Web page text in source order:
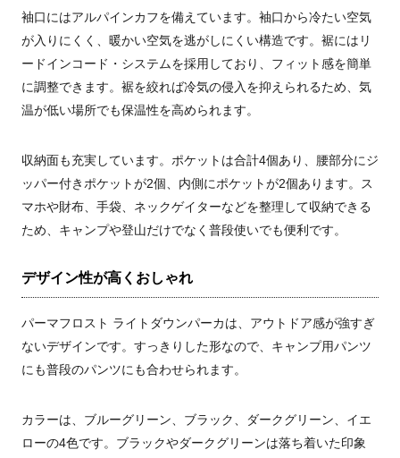
袖口にはアルパインカフを備えています。袖口から冷たい空気
が入りにくく、暖かい空気を逃がしにくい構造です。裾にはリ
ードインコード・システムを採用しており、フィット感を簡単
に調整できます。裾を絞れば冷気の侵入を抑えられるため、気
温が低い場所でも保温性を高められます。
収納面も充実しています。ポケットは合計4個あり、腰部分にジ
ッパー付きポケットが2個、内側にポケットが2個あります。ス
マホや財布、手袋、ネックゲイターなどを整理して収納できる
ため、キャンプや登山だけでなく普段使いでも便利です。
デザイン性が高くおしゃれ
パーマフロスト ライトダウンパーカは、アウトドア感が強すぎ
ないデザインです。すっきりした形なので、キャンプ用パンツ
にも普段のパンツにも合わせられます。
カラーは、ブルーグリーン、ブラック、ダークグリーン、イエ
ローの4色です。ブラックやダークグリーンは落ち着いた印象